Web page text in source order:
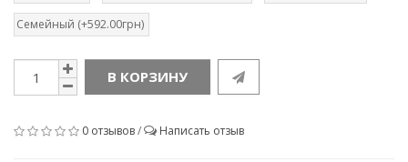
Семейный (+592.00грн)
В КОРЗИНУ
0 отзывов/ Написать отзыв